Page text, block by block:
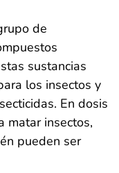
de
sustancias
los insectos y
En dosis
matar insectos,
pueden ser